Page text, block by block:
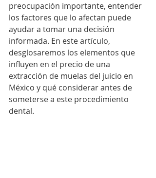
preocupación importante, entender
los factores que lo afectan puede
ayudar a tomar una decisión
informada. En este artículo,
desglosaremos los elementos que
influyen en el precio de una
extracción de muelas del juicio en
México y qué considerar antes de
someterse a este procedimiento
dental.